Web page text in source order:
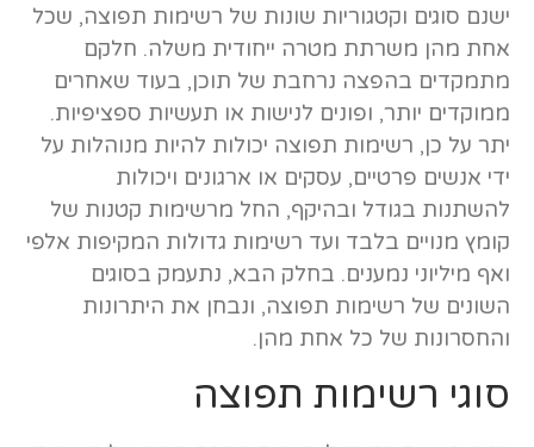
ישנם סוגים וקטגוריות שונות של רשימות תפוצה, שכל
אחת מהן משרתת מטרה ייחודית משלה. חלקם
מתמקדים בהפצה נרחבת של תוכן, בעוד שאחרים
ממוקדים יותר, ופונים לנישות או תעשיות ספציפיות.
יתר על כן, רשימות תפוצה יכולות להיות מנוהלות על
ידי אנשים פרטיים, עסקים או ארגונים ויכולות
להשתנות בגודל ובהיקף, החל מרשימות קטנות של
קומץ מנויים בלבד ועד רשימות גדולות המקיפות אלפי
ואף מיליוני נמענים. בחלק הבא, נתעמק בסוגים
השונים של רשימות תפוצה, ונבחן את היתרונות
והחסרונות של כל אחת מהן.
סוגי רשימות תפוצה